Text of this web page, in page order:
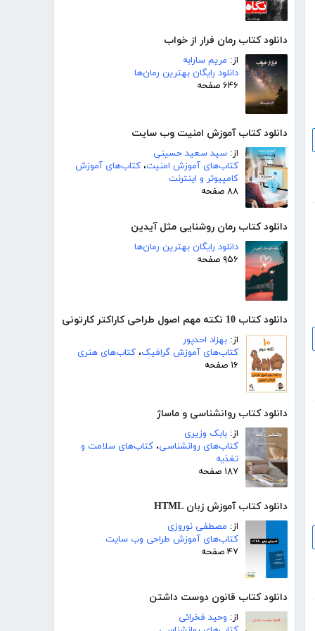
دانلود کتاب رمان فرار از خواب
از: مریم سارابه
دانلود رایگان بهترین رمان‌ها
۶۴۶ صفحه
دانلود کتاب آموزش امنیت وب سایت
از: سید سعید حسینی
کتاب‌های آموزش امنیت، کتاب‌های آموزش
کامپیوتر و اینترنت
۸۸ صفحه
دانلود کتاب رمان روشنایی مثل آیدین
دانلود رایگان بهترین رمان‌ها
۹۵۶ صفحه
دانلود کتاب 10 نکته مهم اصول طراحی کاراکتر کارتونی
از: بهزاد احدپور
کتاب‌های آموزش گرافیک، کتاب‌های هنری
۱۶ صفحه
دانلود کتاب روانشناسی و ماساژ
از: بابک وزیری
کتاب‌های روانشناسی، کتاب‌های سلامت و
تغذیه
۱۸۷ صفحه
دانلود کتاب آموزش زبان HTML
از: مصطفی نوروزی
کتاب‌های آموزش طراحی وب سایت
۴۷ صفحه
دانلود کتاب قانون دوست داشتن
از: وحید فخرائی